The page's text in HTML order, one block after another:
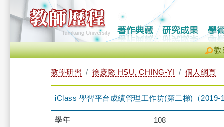
教
教學研習 徐慶懿 HSU, CHING-YI 個人網頁
iClass 學習平台成績管理工作坊(第二梯)（
學年 108